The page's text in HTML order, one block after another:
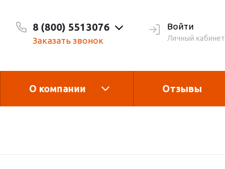
8 (800) 5513076
Заказать звонок
Войти
Личный кабинет
О компании Отзывы